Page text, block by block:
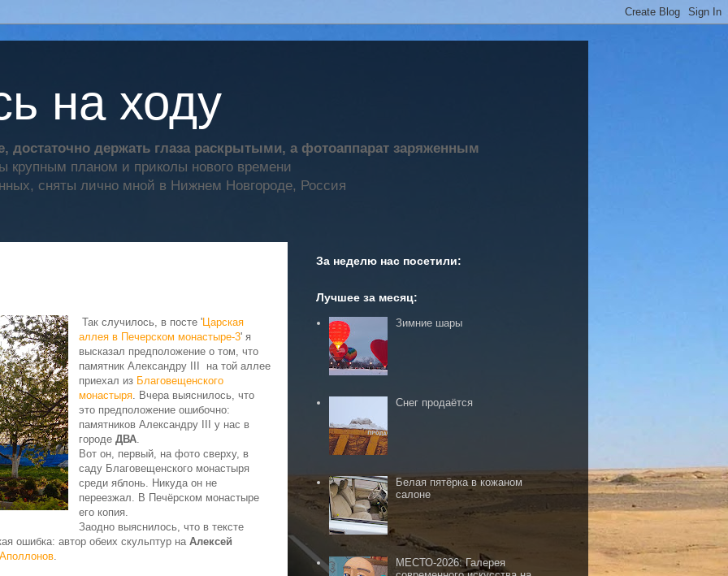
на ходу
достаточно держать глаза раскрытыми, а фотоаппарат заряженным
крупным планом и приколы нового времени
сняты лично мной в Нижнем Новгороде, Россия
Так случилось, в посте 'Царская
аллея в Печерском монастыре-3' я
высказал предположение о том, что
памятник Александру III на той аллее
приехал из Благовещенского
монастыря. Вчера выяснилось, что
это предположение ошибочно:
памятников Александру III у нас в
городе ДВА.
Вот он, первый, на фото сверху, в
саду Благовещенского монастыря
среди яблонь. Никуда он не
переезжал. В Печёрском монастыре
его копия.
Заодно выяснилось, что в тексте
ошибка: автор обеих скульптур на Алексей
.
За неделю нас посетили:
Лучшее за месяц:
Зимние шары
Снег продаётся
Белая пятёрка в кожаном
салоне
МЕСТО-2026: Галерея